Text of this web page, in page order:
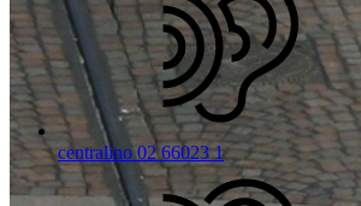
centralino 02 66023 1